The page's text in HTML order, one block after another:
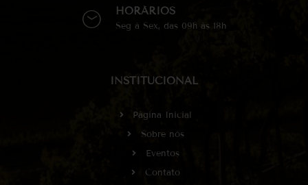
HORÁRIOS
Seg à Sex, das 09h às 18h
INSTITUCIONAL
Página Inicial
Sobre nós
Eventos
Contato